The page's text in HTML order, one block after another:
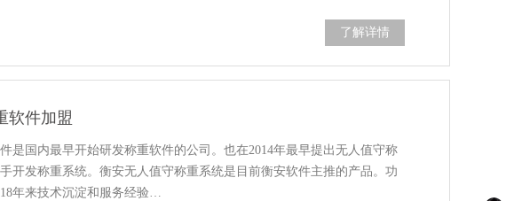
了解详情
软件加盟
是国内最早开始研发称重软件的公司。也在2014年最早提出无人值守称
开发称重系统。衡安无人值守称重系统是目前衡安软件主推的产品。功
年来技术沉淀和服务经验…